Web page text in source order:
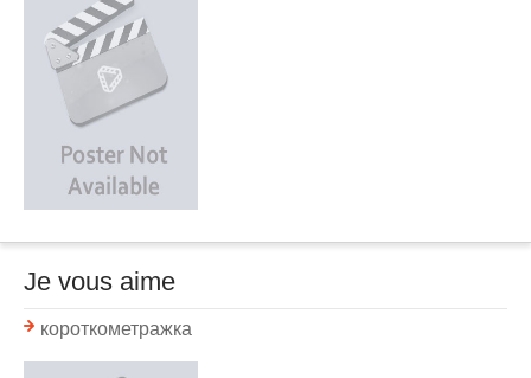
Je vous aime
короткометражка